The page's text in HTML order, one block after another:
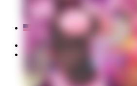
Tilauksen peruminen
Uutiskirje